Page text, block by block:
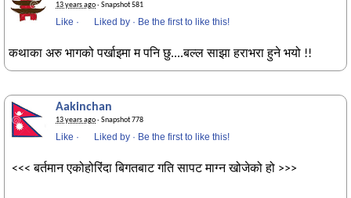
13 years ago· Snapshot 581
Like · Liked by · Be the first to like this!
कथाका अरु भागको पर्खाइमा म पनि छु....बल्ल साझा हराभरा हुने भयो !!
Aakinchan
13 years ago· Snapshot 778
Like · Liked by · Be the first to like this!
<<< बर्तमान एकोहोरिंदा बिगतबाट गति सापट माग्न खोजेको हो >>>